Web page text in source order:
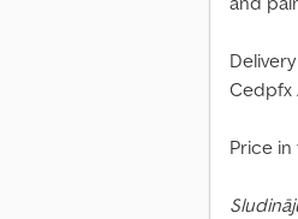
Cedpfx
Price